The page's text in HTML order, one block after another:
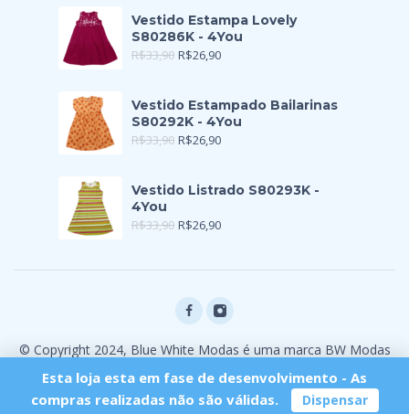
Vestido Estampa Lovely
S80286K - 4You
R$33,90 R$26,90
Vestido Estampado Bailarinas
S80292K - 4You
R$33,90 R$26,90
Vestido Listrado S80293K -
4You
R$33,90 R$26,90
© Copyright 2024, Blue White Modas é uma marca BW Modas
Esta loja esta em fase de desenvolvimento - As
compras realizadas não são válidas.
Dispensar